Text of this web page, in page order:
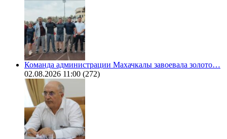
Команда администрации Махачкалы завоевала золото…
02.08.2026 11:00 (272)